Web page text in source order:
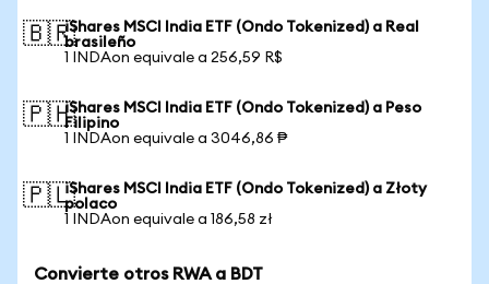
🇧🇷iShares MSCI India ETF (Ondo Tokenized) a Real
brasileño
1 INDAon equivale a 256,59 R$
🇵🇭iShares MSCI India ETF (Ondo Tokenized) a Peso
Filipino
1 INDAon equivale a 3046,86 ₱
🇵🇱iShares MSCI India ETF (Ondo Tokenized) a Złoty
polaco
1 INDAon equivale a 186,58 zł
Convierte otros RWA a BDT